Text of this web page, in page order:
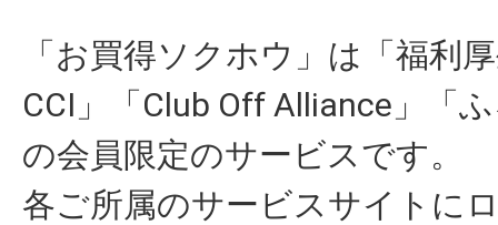
「お買得ソクホウ」は「福利
CCI」「Club Off Alliance」「
の会員限定のサービスです。
各ご所属のサービスサイトに